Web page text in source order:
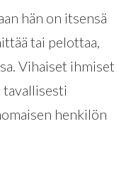
hän on itsensä
tai pelottaa,
Vihaiset ihmiset
tavallisesti
henkilön